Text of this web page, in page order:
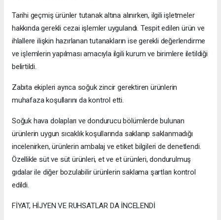
Tarihi geçmiş ürünler tutanak altına alınırken, ilgili işletmeler
hakkında gerekli cezai işlemler uygulandı. Tespit edilen ürün ve
ihlallere ilişkin hazırlanan tutanakların ise gerekli değerlendirme
ve işlemlerin yapılması amacıyla ilgili kurum ve birimlere iletildiği
belirtildi.
Zabıta ekipleri ayrıca soğuk zincir gerektiren ürünlerin
muhafaza koşullarını da kontrol etti.
Soğuk hava dolapları ve dondurucu bölümlerde bulunan
ürünlerin uygun sıcaklık koşullarında saklanıp saklanmadığı
incelenirken, ürünlerin ambalaj ve etiket bilgileri de denetlendi.
Özellikle süt ve süt ürünleri, et ve et ürünleri, dondurulmuş
gıdalar ile diğer bozulabilir ürünlerin saklama şartları kontrol
edildi.
FİYAT, HİJYEN VE RUHSATLAR DA İNCELENDİ